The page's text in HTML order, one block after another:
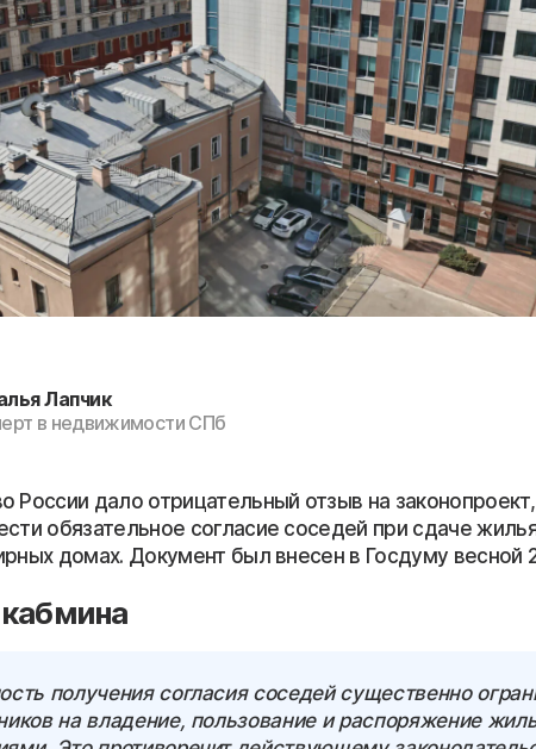
Лапчик
в недвижимости СПб
России дало отрицательный отзыв на
обязательное согласие соседей при сдаче
домах. Документ был внесен в Госдуму весной
получения согласия соседей существенно
на владение, пользование и распоряжение